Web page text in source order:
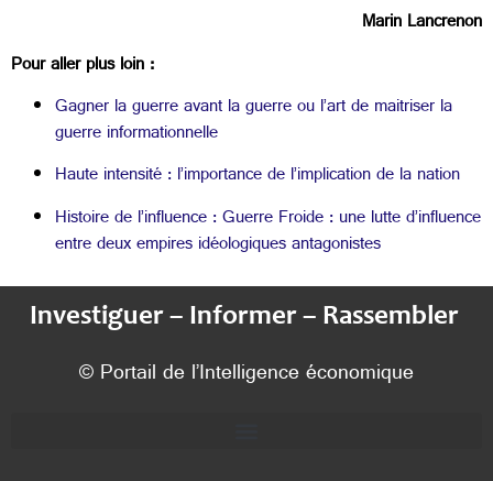
Marin Lancrenon
Pour aller plus loin :
Gagner la guerre avant la guerre ou l’art de maitriser la
guerre informationnelle
Haute intensité : l’importance de l’implication de la nation
Histoire de l’influence : Guerre Froide : une lutte d’influence
entre deux empires idéologiques antagonistes
Investiguer – Informer – Rassembler
© Portail de l’Intelligence économique